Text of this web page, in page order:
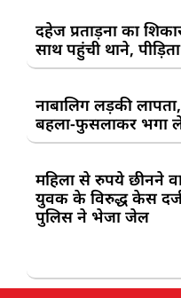
दहेज प्रताड़ना का
साथ पहुंची थाने,
नाबालिग लड़की
बहला-फुसलाकर भगा
महिला से रुपये छीनने
युवक के विरुद्ध केस
पुलिस ने भेजा जेल